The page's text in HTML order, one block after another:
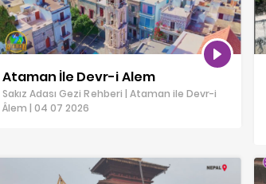
Ataman İle Devr-i Alem
Sakız Adası Gezi Rehberi | Ataman ile Devr-i
Âlem | 04 07 2026